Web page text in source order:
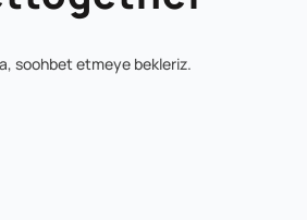
soohbet etmeye bekleriz.